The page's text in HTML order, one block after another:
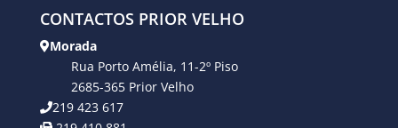
CONTACTOS PRIOR VELHO
Morada
Rua Porto Amélia, 11-2º Piso
2685-365 Prior Velho
219 423 617